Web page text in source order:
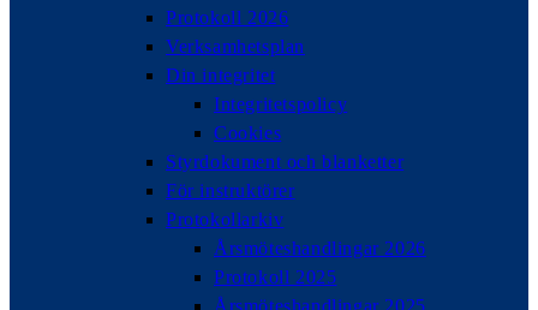
Protokoll 2026
Verksamhetsplan
Din integritet
Integritetspolicy
Cookies
Styrdokument och blanketter
För instruktörer
Protokollarkiv
Årsmöteshandlingar 2026
Protokoll 2025
Årsmöteshandlingar 2025